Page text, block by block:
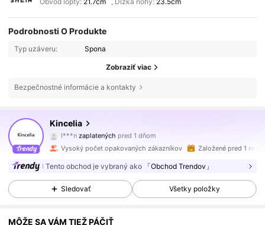
Podrobnosti O Produkte
Typ uzáveru: Spona
Zobraziť viac
Bezpečnostné informácie a kontakty
Kincelia
l***nzaplatených
w***tnasledovanépred 17 hodinami
4.86 16K Sledovatelia
Vysoký počet opakovaných zákazníkov Založené pred 1
Tento obchod je vybraný ako 「Obchod Trendov」
Sledovať Všetky položky
MÔŽE SA VÁM TIEŽ PÁČIŤ